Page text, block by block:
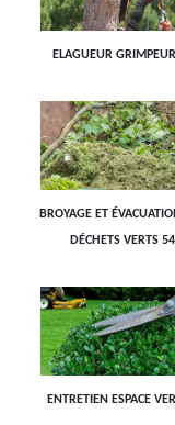
ELAGUEUR
BROYAGE ET
DÉCHETS VERTS 54
ENTRETIEN ESPACE